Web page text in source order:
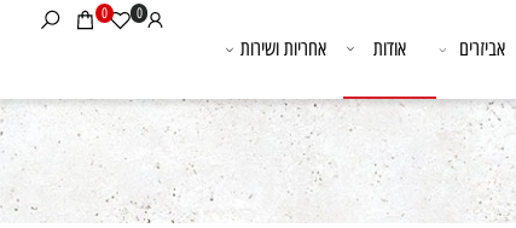
0 0
אביזרים אודות אחריות ושירות